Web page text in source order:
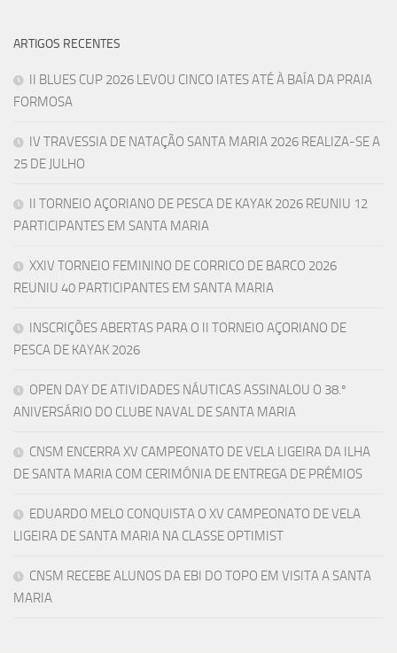
ARTIGOS RECENTES
II BLUES CUP 2026 LEVOU CINCO IATES ATÉ À BAÍA DA PRAIA
FORMOSA
IV TRAVESSIA DE NATAÇÃO SANTA MARIA 2026 REALIZA-SE A
25 DE JULHO
II TORNEIO AÇORIANO DE PESCA DE KAYAK 2026 REUNIU 12
PARTICIPANTES EM SANTA MARIA
XXIV TORNEIO FEMININO DE CORRICO DE BARCO 2026
REUNIU 40 PARTICIPANTES EM SANTA MARIA
INSCRIÇÕES ABERTAS PARA O II TORNEIO AÇORIANO DE
PESCA DE KAYAK 2026
OPEN DAY DE ATIVIDADES NÁUTICAS ASSINALOU O 38.º
ANIVERSÁRIO DO CLUBE NAVAL DE SANTA MARIA
CNSM ENCERRA XV CAMPEONATO DE VELA LIGEIRA DA ILHA
DE SANTA MARIA COM CERIMÓNIA DE ENTREGA DE PRÉMIOS
EDUARDO MELO CONQUISTA O XV CAMPEONATO DE VELA
LIGEIRA DE SANTA MARIA NA CLASSE OPTIMIST
CNSM RECEBE ALUNOS DA EBI DO TOPO EM VISITA A SANTA
MARIA